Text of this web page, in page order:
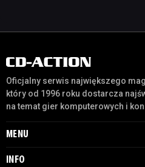
Oficjalny serwis największego
który od 1996 roku dostarcza
na temat gier komputerowych i
MENU
INFO